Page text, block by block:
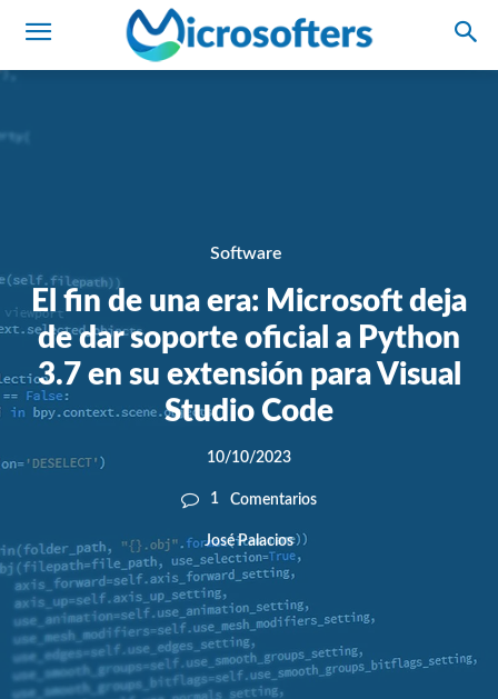
Software
El fin de una era: Microsoft deja
de dar soporte oficial a Python
3.7 en su extensión para Visual
Studio Code
10/10/2023
1 Comentarios
José Palacios